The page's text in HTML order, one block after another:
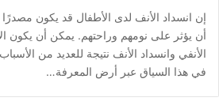
إن انسداد الأنف لدى الأطفال قد يكون
أن يؤثر على نومهم وراحتهم. يمكن أن يكون
الأنفي وانسداد الأنف نتيجة للعديد من
في هذا السياق عبر أرض المعرفة…